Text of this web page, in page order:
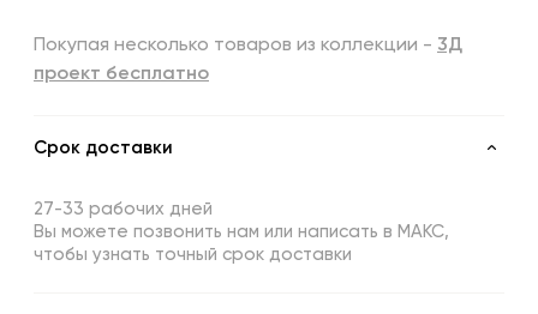
Покупая несколько товаров из коллекции - 3Д
проект бесплатно
Срок доставки
27-33 рабочих дней
Вы можете позвонить нам или написать в МАКС,
чтобы узнать точный срок доставки